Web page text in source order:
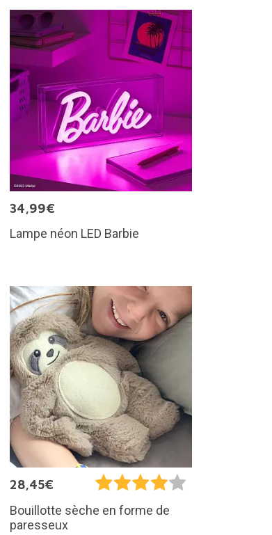
34,99€
Lampe néon LED Barbie
28,45€
Bouillotte sèche en forme de
paresseux